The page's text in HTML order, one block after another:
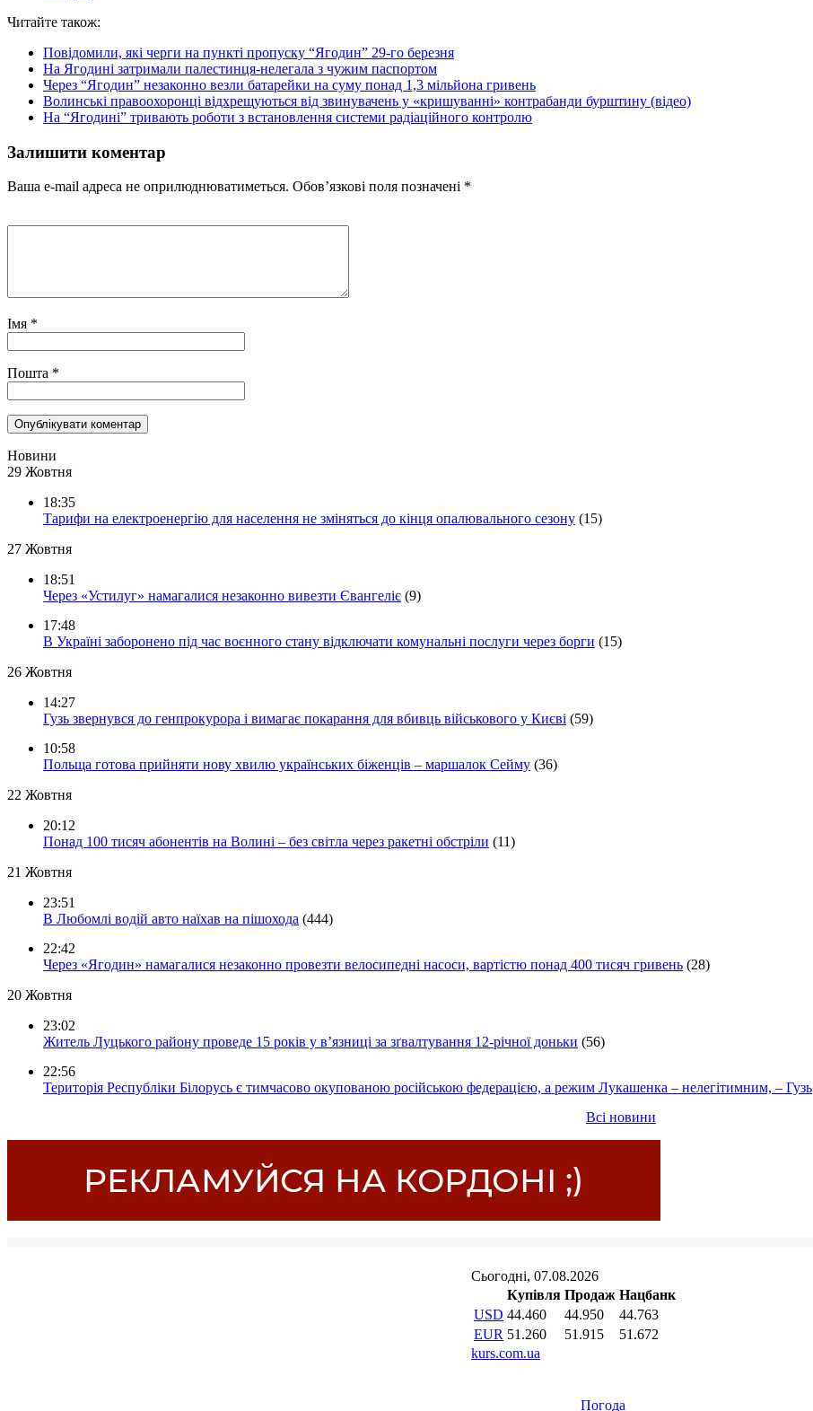
Читайте також:
Повідомили, які черги на пункті пропуску “Ягодин” 29-го березня
На Ягодині затримали палестинця-нелегала з чужим паспортом
Через “Ягодин” незаконно везли батарейки на суму понад 1,3 мільйона гривень
Волинські правоохоронці відхрещуються від звинувачень у «кришуванні» контрабанди бурштину (відео)
На “Ягодині” тривають роботи з встановлення системи радіаційного контролю
Залишити коментар
Ваша e-mail адреса не оприлюднюватиметься. Обов’язкові поля позначені *
Імя *
Пошта *
Новини
29 Жовтня
18:35
Тарифи на електроенергію для населення не зміняться до кінця опалювального сезону (15)
27 Жовтня
18:51
Через «Устилуг» намагалися незаконно вивезти Євангеліє (9)
17:48
В Україні заборонено під час воєнного стану відключати комунальні послуги через борги (15)
26 Жовтня
14:27
Гузь звернувся до генпрокурора і вимагає покарання для вбивць військового у Києві (59)
10:58
Польща готова прийняти нову хвилю українських біженців – маршалок Сейму (36)
22 Жовтня
20:12
Понад 100 тисяч абонентів на Волині – без світла через ракетні обстріли (11)
21 Жовтня
23:51
В Любомлі водій авто наїхав на пішохода (444)
22:42
Через «Ягодин» намагалися незаконно провезти велосипедні насоси, вартістю понад 400 тисяч гривень (28)
20 Жовтня
23:02
Житель Луцького району проведе 15 років у в’язниці за зґвалтування 12-річної доньки (56)
22:56
Територія Республіки Білорусь є тимчасово окупованою російською федерацією, а режим Лукашенка – нелегітимним, – Гузь
Всі новини
Погода